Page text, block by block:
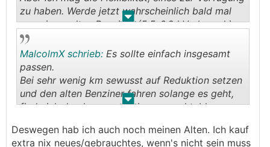
. .
zu haben. Werde jetzt wahrscheinlich bald mal
von einem alten Benziner (5,5-6,2 l Verbrauch) zu
Elektro wechseln. Aber mit Umweltschutz oder
gar Wirtschaftlichkeit wird das nur sehr wenig
bzw. gar nix (bzgl. Wirtschaftlickeit) zu tun
haben... 😅
. .
MalcolmX schrieb: Es sollte einfach insgesamt
passen.
Bei sehr wenig km sewusst auf Reduktion setzen
und den alten Benziner fahren solange es geht,
finde ich durchaus auch einen respektablen
Deswegen hab ich auch noch meinen Alten. Ich kauf
extra nix neues/gebrauchtes, wenn's nicht sein muss